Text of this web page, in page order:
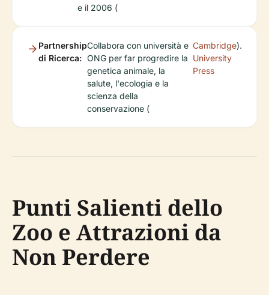
e il 2006 (
Partnership
di Ricerca:
Collabora con università e
ONG per far progredire la
genetica animale, la
salute, l'ecologia e la
scienza della
conservazione (
Cambridge
University
Press
).
Punti Salienti dello
Zoo e Attrazioni da
Non Perdere